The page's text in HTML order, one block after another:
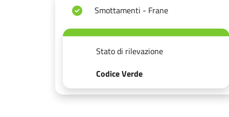
Smottamenti - Frane
Stato di rilevazione
Codice Verde